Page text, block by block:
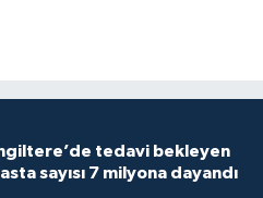
tedavi bekleyen
sayısı 7 milyona dayandı